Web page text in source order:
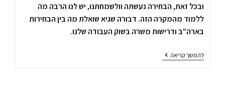
ובכל זאת, הבחירה נעשתה וולשמחתנו, יש לנו הרבה מה
ללמוד מהמקרה הזה. דבורה שגיא שואלת מה בין הבחירות
בארה"ב ודרישות משרה בשוק העבודה שלנו.
להמשך קריאה